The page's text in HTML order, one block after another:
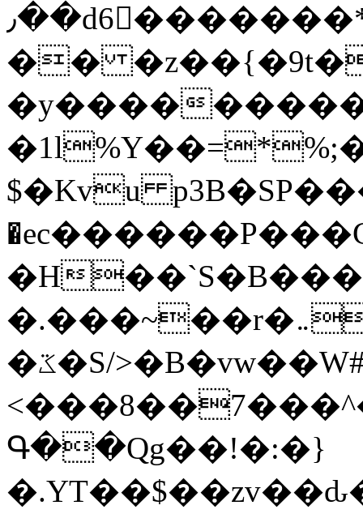
٫��d6򆧇�������*��[|^]oo���NW~zz>�X&�u�=K?
��
�y����
$�Kvu
�H
�.���~��r�޼�}�܅�mؕWu���K}
�ػ�S/>�B�vw��W#�I��*]\W��)Ħ�1��fC}
Գ��Qg��!�:�}